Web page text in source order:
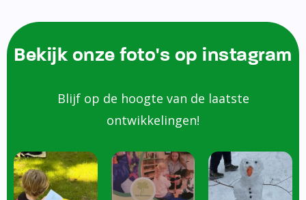
Bekijk onze foto's op instagram
Blijf op de hoogte van de laatste
ontwikkelingen!